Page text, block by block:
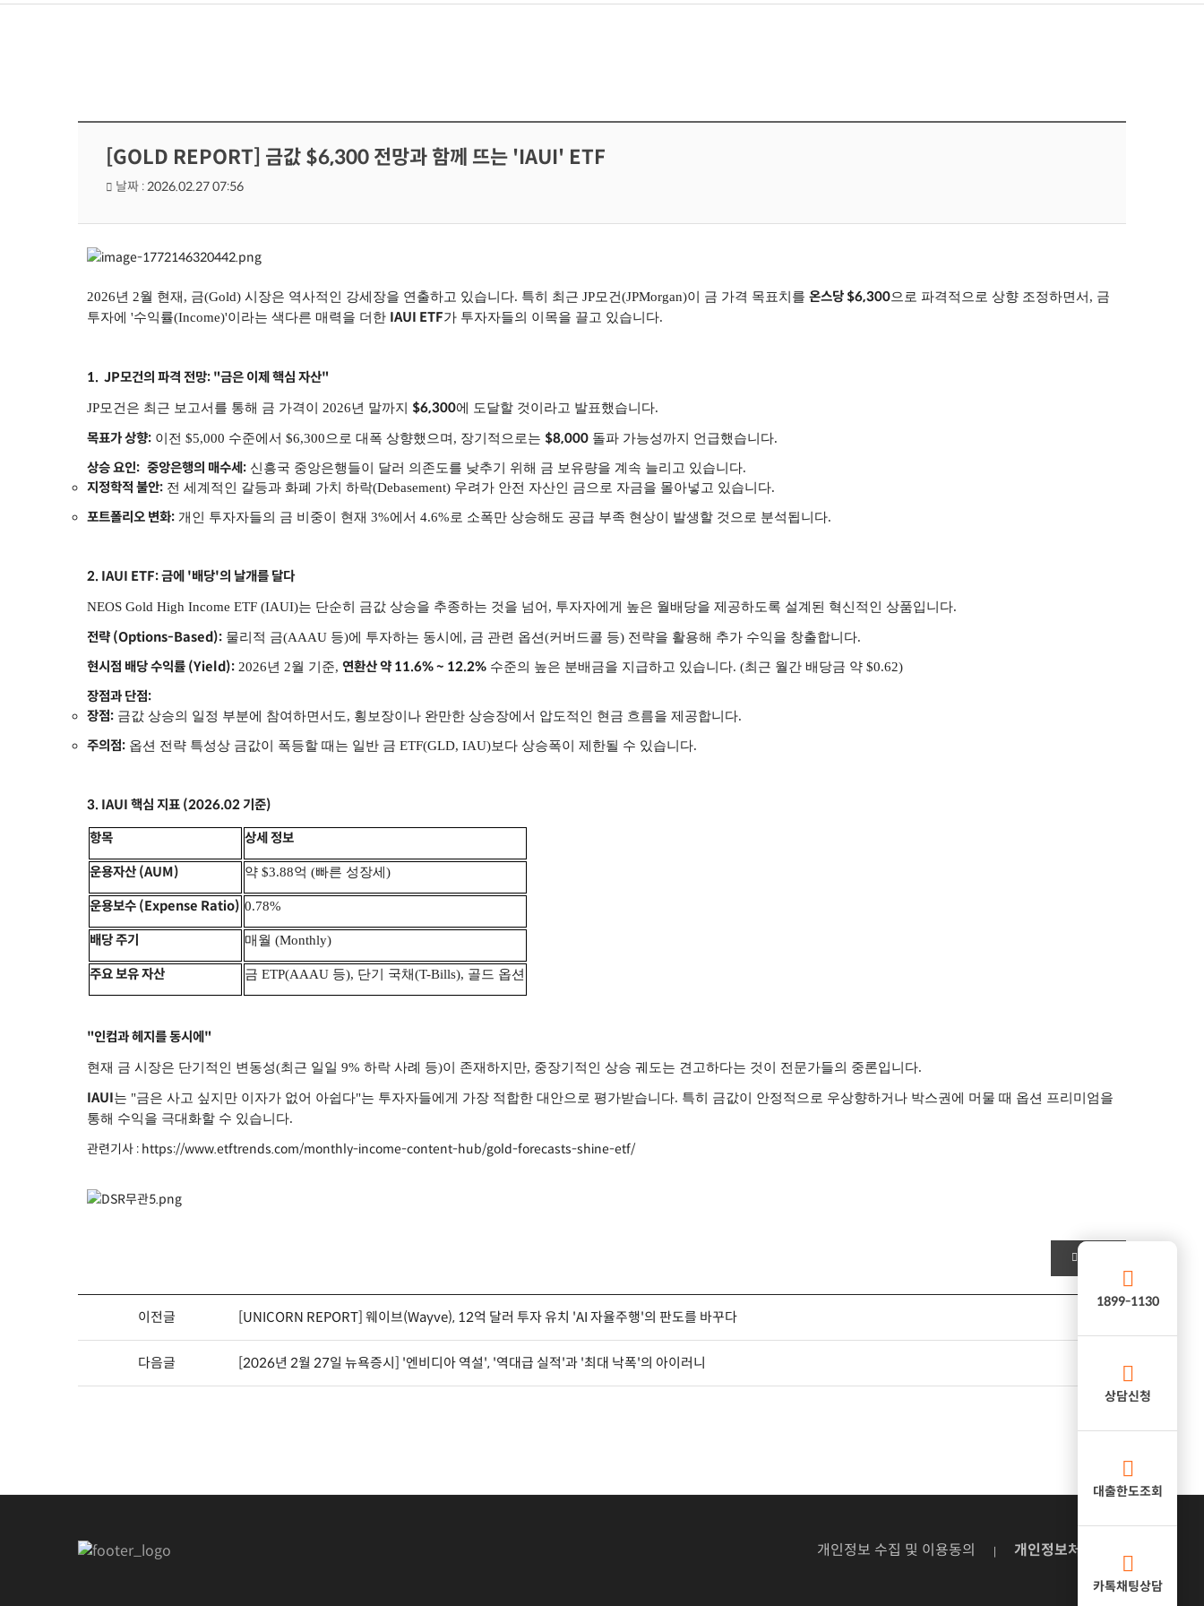
[GOLD REPORT] 금값 $6,300 전망과 함께 뜨는 'IAUI' ETF
날짜 :2026.02.27 07:56
2026년 2월 현재, 금(Gold) 시장은 역사적인 강세장을 연출하고 있습니다. 특히 최근 JP모건(JPMorgan)이 금 가격 목표치를 온스당 $6,300으로 파격적으로 상향 조정하면서, 금
투자에 '수익률(Income)'이라는 색다른 매력을 더한 IAUI ETF가 투자자들의 이목을 끌고 있습니다.
1. JP모건의 파격 전망: "금은 이제 핵심 자산"
JP모건은 최근 보고서를 통해 금 가격이 2026년 말까지 $6,300에 도달할 것이라고 발표했습니다.
목표가 상향: 이전 $5,000 수준에서 $6,300으로 대폭 상향했으며, 장기적으로는 $8,000 돌파 가능성까지 언급했습니다.
상승 요인: 중앙은행의 매수세: 신흥국 중앙은행들이 달러 의존도를 낮추기 위해 금 보유량을 계속 늘리고 있습니다.
지정학적 불안: 전 세계적인 갈등과 화폐 가치 하락(Debasement) 우려가 안전 자산인 금으로 자금을 몰아넣고 있습니다.
포트폴리오 변화: 개인 투자자들의 금 비중이 현재 3%에서 4.6%로 소폭만 상승해도 공급 부족 현상이 발생할 것으로 분석됩니다.
2. IAUI ETF: 금에 '배당'의 날개를 달다
NEOS Gold High Income ETF (IAUI)는 단순히 금값 상승을 추종하는 것을 넘어, 투자자에게 높은 월배당을 제공하도록 설계된 혁신적인 상품입니다.
전략 (Options-Based): 물리적 금(AAAU 등)에 투자하는 동시에, 금 관련 옵션(커버드콜 등) 전략을 활용해 추가 수익을 창출합니다.
현시점 배당 수익률 (Yield): 2026년 2월 기준, 연환산 약 11.6% ~ 12.2% 수준의 높은 분배금을 지급하고 있습니다. (최근 월간 배당금 약 $0.62)
장점과 단점:
장점: 금값 상승의 일정 부분에 참여하면서도, 횡보장이나 완만한 상승장에서 압도적인 현금 흐름을 제공합니다.
주의점: 옵션 전략 특성상 금값이 폭등할 때는 일반 금 ETF(GLD, IAU)보다 상승폭이 제한될 수 있습니다.
3. IAUI 핵심 지표 (2026.02 기준)
항목 상세 정보
운용자산 (AUM) 약 $3.88억 (빠른 성장세)
운용보수 (Expense Ratio) 0.78%
배당 주기 매월 (Monthly)
주요 보유 자산 금 ETP(AAAU 등), 단기 국채(T-Bills), 골드 옵션
"인컴과 헤지를 동시에"
현재 금 시장은 단기적인 변동성(최근 일일 9% 하락 사례 등)이 존재하지만, 중장기적인 상승 궤도는 견고하다는 것이 전문가들의 중론입니다.
IAUI는 "금은 사고 싶지만 이자가 없어 아쉽다"는 투자자들에게 가장 적합한 대안으로 평가받습니다. 특히 금값이 안정적으로 우상향하거나 박스권에 머물 때 옵션 프리미엄을
통해 수익을 극대화할 수 있습니다.
관련기사 : https://www.etftrends.com/monthly-income-content-hub/gold-forecasts-shine-etf/
이전글 [UNICORN REPORT] 웨이브(Wayve), 12억 달러 투자 유치 'AI 자율주행'의 판도를 바꾸다
다음글 [2026년 2월 27일 뉴욕증시] '엔비디아 역설', '역대급 실적'과 '최대 낙폭'의 아이러니
개인정보 수집 및 이용동의 개인정보처리방침
1899-1130
상담신청
대출한도조회
카톡채팅상담